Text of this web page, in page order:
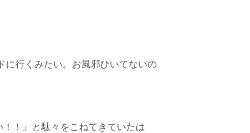
に行くみたい。お風邪ひいてないの
！』と駄々をこねてきていたは